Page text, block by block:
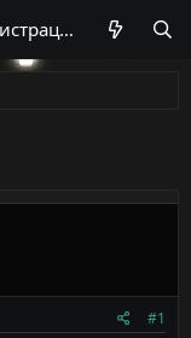
Регистрация
#1